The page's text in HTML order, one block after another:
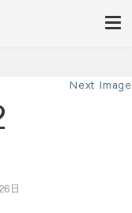
Next Image
日